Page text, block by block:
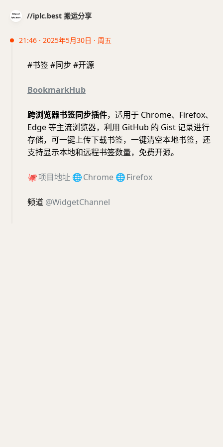
//iplc.best 搬运分享
21:46 · 2025年5月30日 · 周五
#书签 #同步 #开源
BookmarkHub
跨浏览器书签同步插件，适用于 Chrome、Firefox、
Edge 等主流浏览器，利用 GitHub 的 Gist 记录进行
存储，可一键上传下载书签，一键清空本地书签，还
支持显示本地和远程书签数量，免费开源。
🐙项目地址 🌐Chrome 🌐Firefox
频道 @WidgetChannel